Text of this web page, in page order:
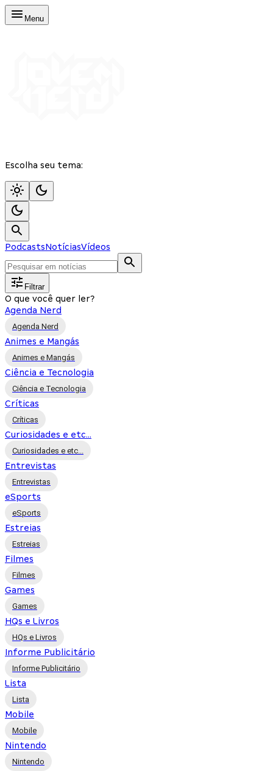
Menu
Escolha seu tema:
PodcastsNotíciasVídeos
Filtrar
O que você quer ler?
Agenda Nerd
Agenda Nerd
Animes e Mangás
Animes e Mangás
Ciência e Tecnologia
Ciência e Tecnologia
Críticas
Críticas
Curiosidades e etc...
Curiosidades e etc...
Entrevistas
Entrevistas
eSports
eSports
Estreias
Estreias
Filmes
Filmes
Games
Games
HQs e Livros
HQs e Livros
Informe Publicitário
Informe Publicitário
Lista
Lista
Mobile
Mobile
Nintendo
Nintendo